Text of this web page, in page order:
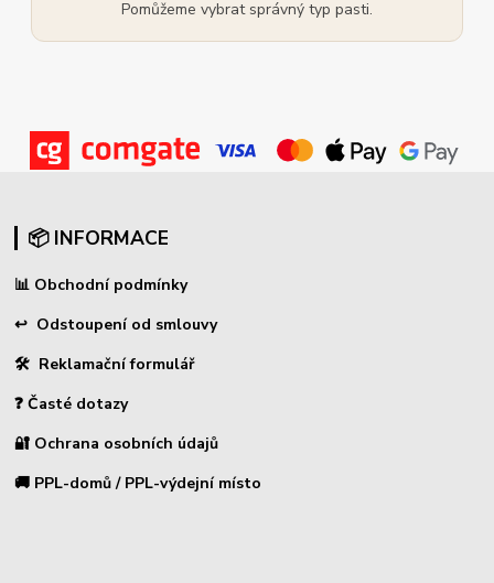
Pomůžeme vybrat správný typ pasti.
📦 INFORMACE
📊 Obchodní podmínky
↩ Odstoupení od smlouvy
🛠 Reklamační formulář
❓ Časté dotazy
🔐 Ochrana osobních údajů
🚚 PPL-domů / PPL-výdejní místo